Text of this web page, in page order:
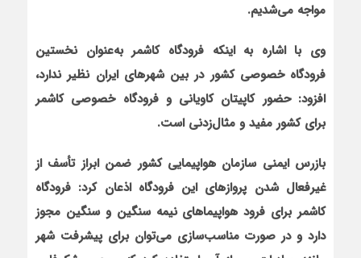
مواجه می‌شدیم.
وی با اشاره به این‏که فرودگاه کاشمر به‌عنوان نخستین
فرودگاه خصوصی کشور در بین شهرهای ایران نظیر ندارد،
افزود: حضور کاپیتان کاویانی و فرودگاه خصوصی کاشمر
برای کشور مفید و مثال‌زدنی است.
بازرس ایمنی سازمان هواپیمایی کشور ضمن ابراز تأسف از
غیرفعال شدن پروازهای این فرودگاه اذعان کرد: فرودگاه
کاشمر برای فرود هواپیماهای نیمه سنگین و سنگین مجوز
دارد و در صورت مناسب‌سازی می‌توان برای پیشرفت شهر